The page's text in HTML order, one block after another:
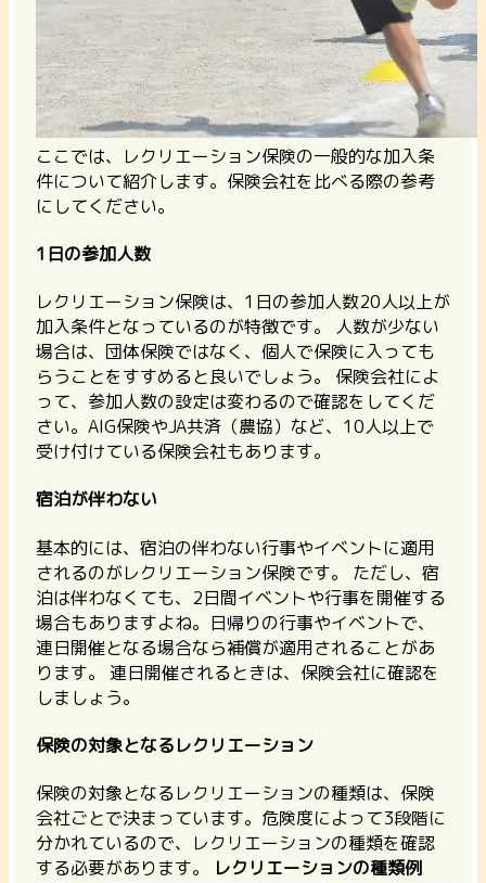
ここでは、レクリエーション保険の一般的な加入条
件について紹介します。保険会社を比べる際の参考
にしてください。
1日の参加人数
レクリエーション保険は、1日の参加人数20人以上が
加入条件となっているのが特徴です。 人数が少ない
場合は、団体保険ではなく、個人で保険に入っても
らうことをすすめると良いでしょう。
保険会社によ
って、参加人数の設定は変わるので確認をしてくだ
さい。AIG保険やJA共済（農協）など、10人以上で
受け付けている保険会社もあります。
宿泊が伴わない
基本的には、宿泊の伴わない行事やイベントに適用
されるのがレクリエーション保険です。 ただし、宿
泊は伴わなくても、2日間イベントや行事を開催する
場合もありますよね。日帰りの行事やイベントで、
連日開催となる場合なら補償が適用されることがあ
ります。 連日開催されるときは、保険会社に確認を
しましょう。
保険の対象となるレクリエーション
保険の対象となるレクリエーションの種類は、保険
会社ごとで決まっています。危険度によって3段階に
分かれているので、レクリエーションの種類を確認
する必要があります。
レクリエーションの種類例